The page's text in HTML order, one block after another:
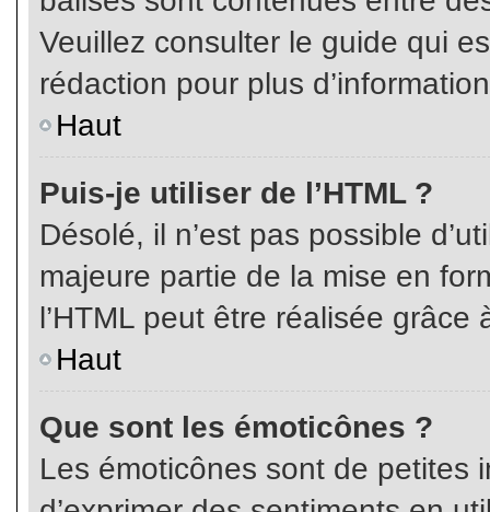
Veuillez consulter le guide qui
rédaction pour plus
Haut
Puis-je utiliser de l’HTML ?
Désolé, il n’est pas possible
majeure partie de la mise en
l’HTML peut être réalisée grâce
Haut
Que sont les émoticônes ?
Les émoticônes sont de petites